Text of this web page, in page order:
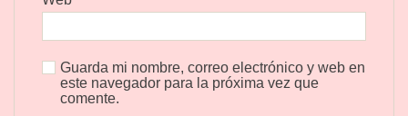
Guarda mi nombre, correo electrónico y web en
este navegador para la próxima vez que
comente.